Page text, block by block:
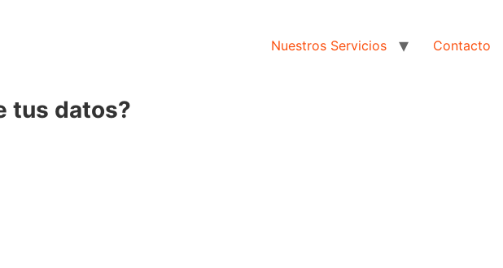
Nuestros Servicios Contacto
tus datos?